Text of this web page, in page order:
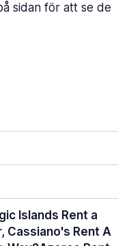
sidan för att se de
Islands Rent a
Cassiano's Rent A